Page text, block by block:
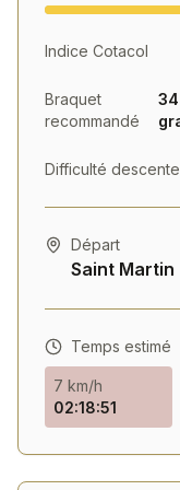
authentique.
Indice Cotacol
Braquet
recommandé
Difficulté descente
Départ
Saint Martin
Temps estimé
7 km/h
02:18:51